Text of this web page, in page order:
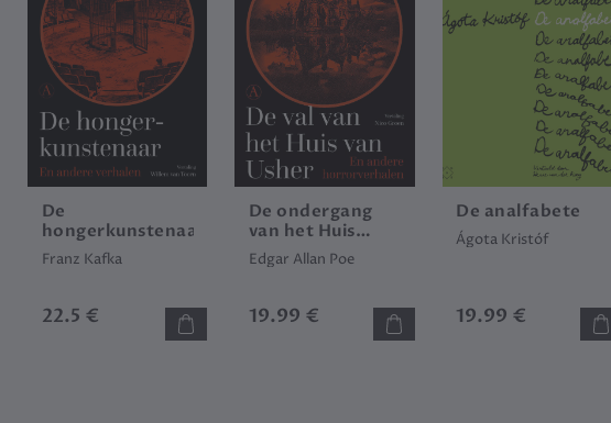
De
hongerkunstenaar
Franz Kafka
22.5 €
De ondergang
van het Huis
Usher
Edgar Allan Poe
19.99 €
De analfabete
Ágota Kristóf
19.99 €